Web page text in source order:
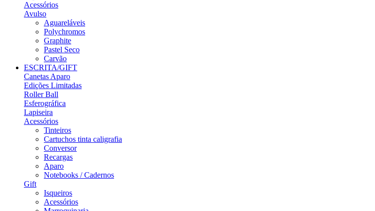
Acessórios
Avulso
Aguareláveis
Polychromos
Graphite
Pastel Seco
Carvão
ESCRITA/GIFT
Canetas Aparo
Edições Limitadas
Roller Ball
Esferográfica
Lapiseira
Acessórios
Tinteiros
Cartuchos tinta caligrafia
Conversor
Recargas
Aparo
Notebooks / Cadernos
Gift
Isqueiros
Acessórios